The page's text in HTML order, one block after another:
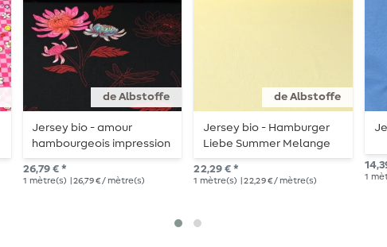
de Albstoffe
Jersey bio - amour
hambourgeois impression
numérique Queens United
Beautiful Noir
26,79 € *
1 mètre(s) | 26,79 € / mètre(s)
de Albstoffe
Jersey bio - Hamburger
Liebe Summer Melange
Jaune
22,29 € *
1 mètre(s) | 22,29 € / mètre(s) 1